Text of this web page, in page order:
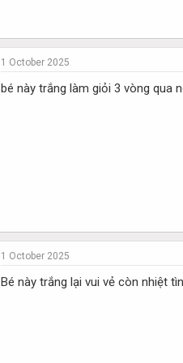
1 October 2025
bé này trắng làm giỏi 3 vòng qua
1 October 2025
Bé này trắng lại vui vẻ còn nhiệt